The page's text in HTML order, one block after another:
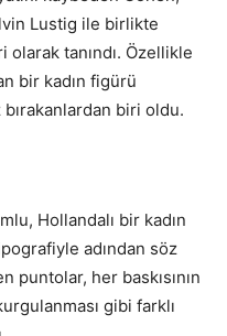
Lustig ile birlikte
tanındı. Özellikle
bir kadın figürü
bırakanlardan biri oldu.
Hollandalı bir kadın
adından söz
puntolar, her baskısının
gibi farklı